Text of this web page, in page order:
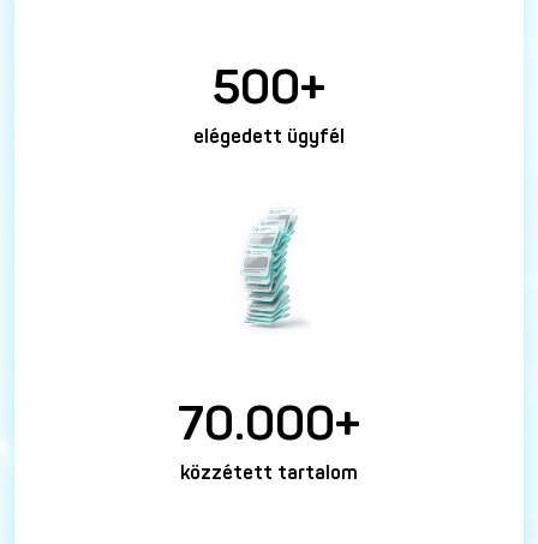
500+
elégedett ügyfél
70.000+
közzétett tartalom